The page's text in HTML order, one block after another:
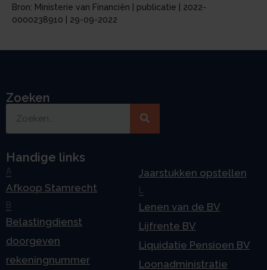
Bron: Ministerie van Financiën | publicatie | 2022-
0000238910 | 29-09-2022
Zoeken
Handige links
A
Afkoop Stamrecht
B
Belastingdienst
doorgeven
rekeningnummer
Jaarstukken opstellen
Lenen van de BV
Lijfrente BV
Liquidatie Pensioen BV
Loonadministratie